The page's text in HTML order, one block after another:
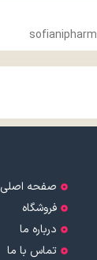
صفحه اصلی
فروشگاه
درباره ما
تماس با ما